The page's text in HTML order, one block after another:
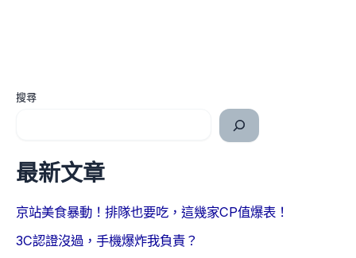
搜尋
最新文章
京站美食暴動！排隊也要吃，這幾家CP值爆表！
3C認證沒過，手機爆炸我負責？